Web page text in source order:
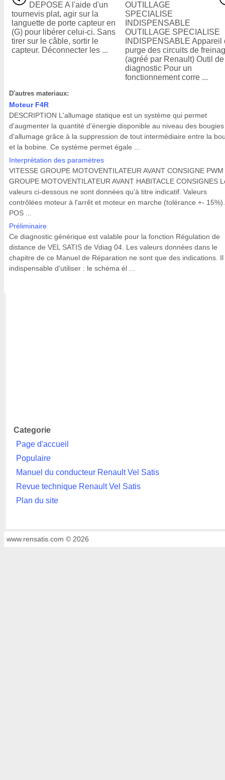
DEPOSE A l'aide d'un
tournevis plat, agir sur la
languette de porte capteur en
(G) pour libérer celui-ci. Sans
tirer sur le câble, sortir le
capteur. Déconnecter les ...
OUTILLAGE
SPECIALISE
INDISPENSABLE
OUTILLAGE SPECIALISE
INDISPENSABLE Appareil
purge des circuits de
(agréé par Renault) Outil de
diagnostic Pour un
fonctionnement corre ...
D'autres materiaux:
Moteur F4R
DESCRIPTION L'allumage statique est un système qui permet
d'augmenter la quantité d'énergie disponible au niveau des bougies
d'allumage grâce à la suppression de tout intermédiaire entre la
et la bobine. Ce système permet égale ...
Interprétation des paramètres
VITESSE GROUPE MOTOVENTILATEUR AVANT CONSIGNE PWM
GROUPE MOTOVENTILATEUR AVANT HABITACLE CONSIGNES
valeurs ci-dessous ne sont données qu'à titre indicatif. Valeurs
contrôlées moteur à l'arrêt et moteur en marche (tolérance +- 15%).
POS ...
Préliminaire
Ce diagnostic générique est valable pour la fonction Régulation de
distance de VEL SATIS de Vdiag 04. Les valeurs données dans le
chapitre de ce Manuel de Réparation ne sont que des indications. Il
indispensable d'utiliser : le schéma él ...
Categorie
Page d'accueil
Populaire
Manuel du conducteur Renault Vel Satis
Revue technique Renault Vel Satis
Plan du site
www.rensatis.com © 2026